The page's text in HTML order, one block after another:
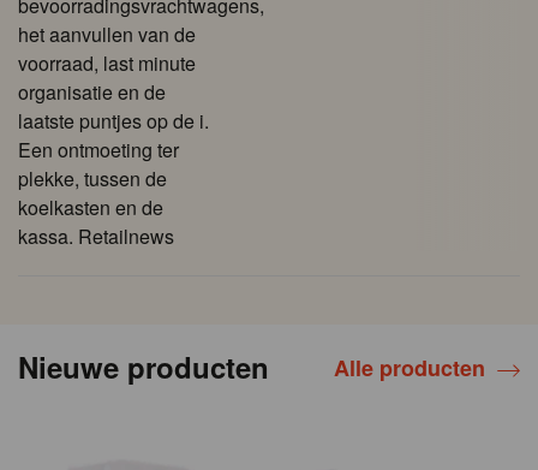
het aanvullen van de
voorraad, last minute
organisatie en de
laatste puntjes op de i.
Een ontmoeting ter
plekke, tussen de
koelkasten en de
kassa. Retailnews
Nieuwe producten Alle producten